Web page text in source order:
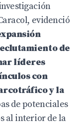
evidenció
de
líderes
con
y la
de potenciales
al interior de la